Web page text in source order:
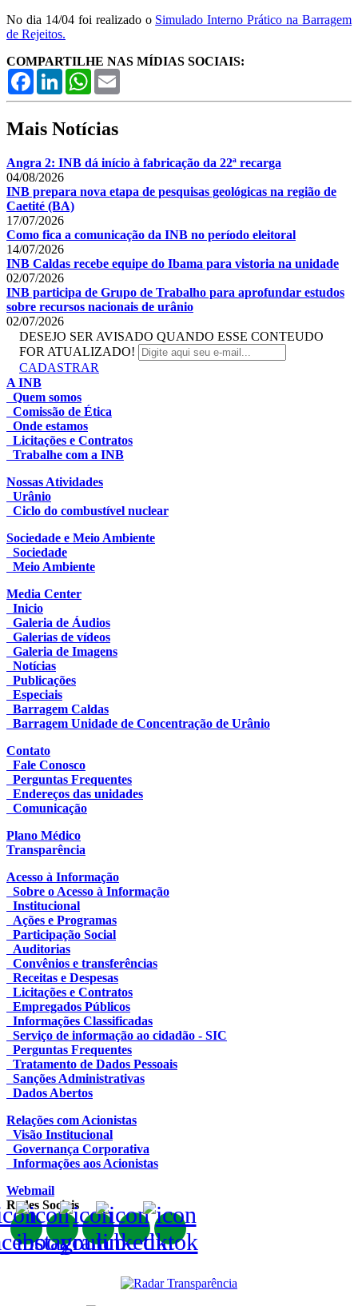
No dia 14/04 foi realizado o Simulado Interno Prático na Barragem
de Rejeitos.
COMPARTILHE NAS MÍDIAS SOCIAIS:
FacebookLinkedInWhatsApp
Mais Notícias
Angra 2: INB dá início à fabricação da 22ª recarga
04/08/2026
INB prepara nova etapa de pesquisas geológicas na região de
Caetité (BA)
17/07/2026
Como fica a comunicação da INB no período eleitoral
14/07/2026
INB Caldas recebe equipe do Ibama para vistoria na unidade
02/07/2026
INB participa de Grupo de Trabalho para aprofundar estudos
sobre recursos nacionais de urânio
02/07/2026
DESEJO SER AVISADO QUANDO ESSE CONTEUDO
FOR ATUALIZADO!
CADASTRAR
A INB
Quem somos
Comissão de Ética
Onde estamos
Licitações e Contratos
Trabalhe com a INB
Nossas Atividades
Urânio
Ciclo do combustível nuclear
Sociedade e Meio Ambiente
Sociedade
Meio Ambiente
Media Center
Inicio
Galeria de Áudios
Galerias de vídeos
Galeria de Imagens
Notícias
Publicações
Especiais
Barragem Caldas
Barragem Unidade de Concentração de Urânio
Contato
Fale Conosco
Perguntas Frequentes
Endereços das unidades
Comunicação
Plano Médico
Transparência
Acesso à Informação
Sobre o Acesso à Informação
Institucional
Ações e Programas
Participação Social
Auditorias
Convênios e transferências
Receitas e Despesas
Licitações e Contratos
Empregados Públicos
Informações Classificadas
Serviço de informação ao cidadão - SIC
Perguntas Frequentes
Tratamento de Dados Pessoais
Sanções Administrativas
Dados Abertos
Relações com Acionistas
Visão Institucional
Governança Corporativa
Informações aos Acionistas
Webmail
Redes Sociais